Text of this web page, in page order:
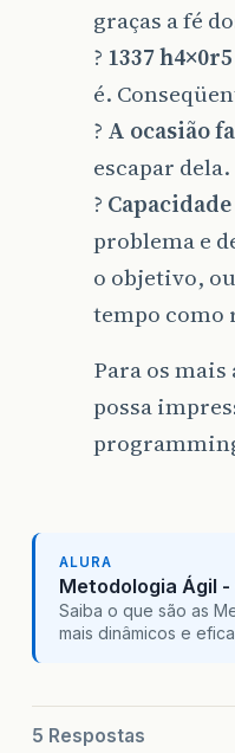
graças a fé
? 1337
é.
? A ocasião
escapar dela.
?
problema e
o objetivo,
tempo como
Para os
possa
ALURA
Metodologia Ágil -
Saiba o que são as
mais dinâmicos e
5 Respostas